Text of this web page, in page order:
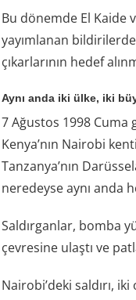
Bu dönemde El Kaide
yayımlanan
çıkarlarının hedef
Aynı anda iki ülke, iki
7 Ağustos 1998 Cuma
Kenya’nın Nairobi
Tanzanya’nın
neredeyse aynı anda
Saldırganlar, bomba
çevresine ulaştı ve
Nairobi’deki saldırı,